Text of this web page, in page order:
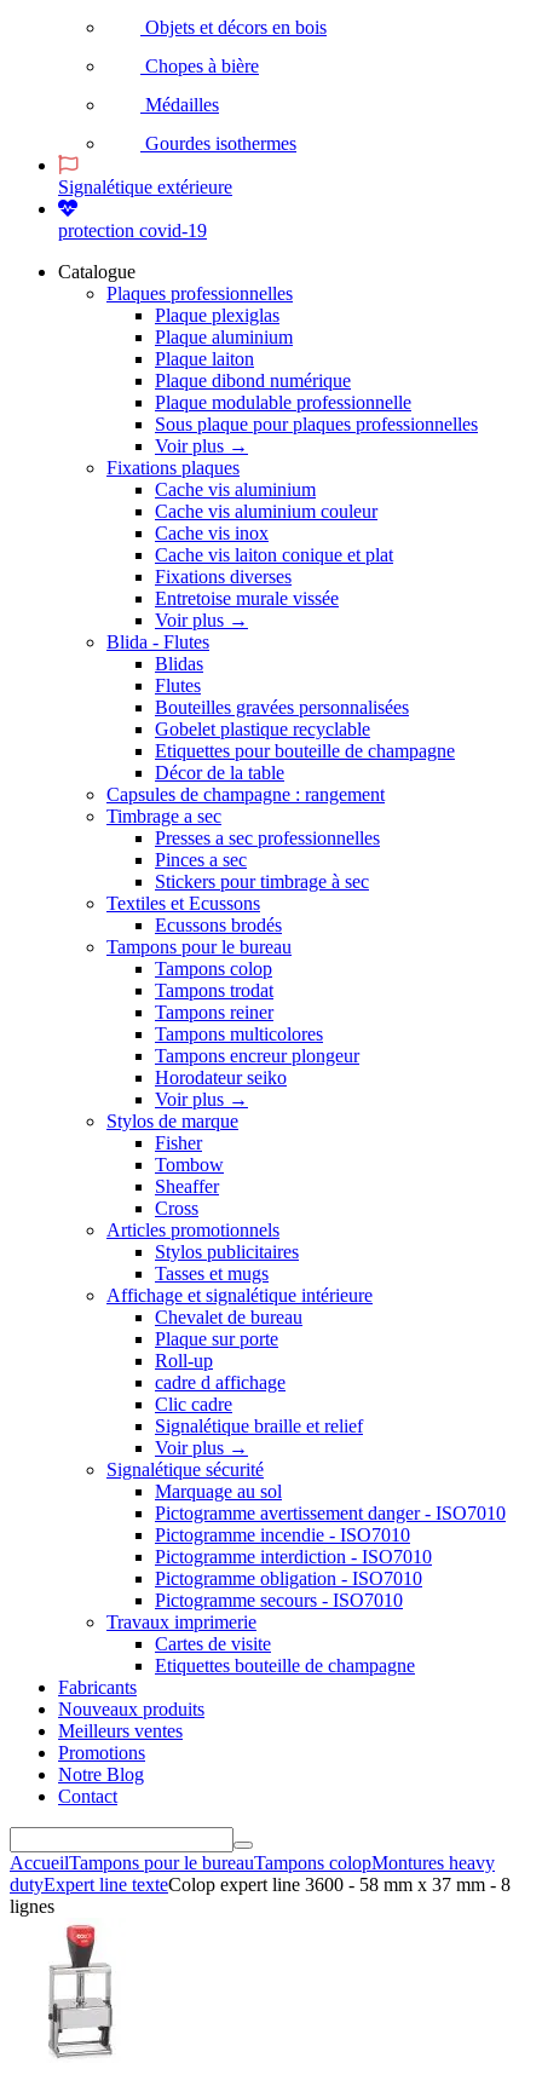
Objets et décors en bois
Chopes à bière
Médailles
Gourdes isothermes
Signalétique extérieure
protection covid-19
Catalogue
Plaques professionnelles
Plaque plexiglas
Plaque aluminium
Plaque laiton
Plaque dibond numérique
Plaque modulable professionnelle
Sous plaque pour plaques professionnelles
Voir plus →
Fixations plaques
Cache vis aluminium
Cache vis aluminium couleur
Cache vis inox
Cache vis laiton conique et plat
Fixations diverses
Entretoise murale vissée
Voir plus →
Blida - Flutes
Blidas
Flutes
Bouteilles gravées personnalisées
Gobelet plastique recyclable
Etiquettes pour bouteille de champagne
Décor de la table
Capsules de champagne : rangement
Timbrage a sec
Presses a sec professionnelles
Pinces a sec
Stickers pour timbrage à sec
Textiles et Ecussons
Ecussons brodés
Tampons pour le bureau
Tampons colop
Tampons trodat
Tampons reiner
Tampons multicolores
Tampons encreur plongeur
Horodateur seiko
Voir plus →
Stylos de marque
Fisher
Tombow
Sheaffer
Cross
Articles promotionnels
Stylos publicitaires
Tasses et mugs
Affichage et signalétique intérieure
Chevalet de bureau
Plaque sur porte
Roll-up
cadre d affichage
Clic cadre
Signalétique braille et relief
Voir plus →
Signalétique sécurité
Marquage au sol
Pictogramme avertissement danger - ISO7010
Pictogramme incendie - ISO7010
Pictogramme interdiction - ISO7010
Pictogramme obligation - ISO7010
Pictogramme secours - ISO7010
Travaux imprimerie
Cartes de visite
Etiquettes bouteille de champagne
Fabricants
Nouveaux produits
Meilleurs ventes
Promotions
Notre Blog
Contact
AccueilTampons pour le bureauTampons colopMontures heavy
dutyExpert line texteColop expert line 3600 - 58 mm x 37 mm - 8
lignes